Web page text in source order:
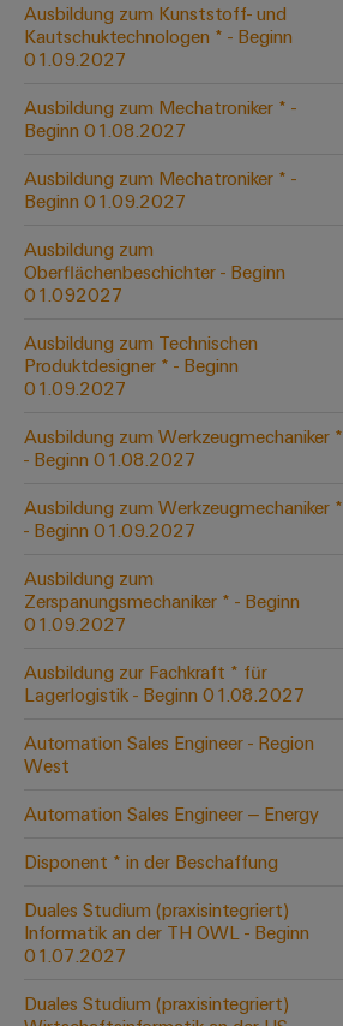
Sicherer
Betrieb
mit
Lösungen
für
Prozessindustrie
Mehr
Ressourceneffizienz
durch
Schaltschrankbau
Lösungen
die
Herausforderungen
Schaltschrankbau
Moderne
und
digitale
für
klimafreundliche
im
Schiffbau
Verbindungslösungen
die
maritime
Industrie
Wasseraufbereitung
Industrial
IoT
Industrial
Security
Industrial
Service
Platform
easyConnect
Regler
Gerätehersteller
Leiterplattensteckverbinder
&
PCB
Services
Equipment
(OEM)
Industrial
Ethernet
Touch-
Panels
Engineering-
Visualisierungstools
Energiemessung
und
Smart
Metering
Weidmüller
AI
Access
&
Services
Industrial
Platform
easyConnect
Werkstatt
&
Digitale
Bestellmöglichkeiten
eShop
OCI-
EDI-
Schnittstelle
ALLE
SERVICES
finden
Solution
Partner
-
Systemintegratoren
Messen
&
Globale
Messen
&
Events
Stellenbörse
Ausbildung zum Kunststoff- und
Kautschuktechnologen * - Beginn
01.09.2027
Ausbildung zum Mechatroniker * -
Beginn 01.08.2027
Ausbildung zum Mechatroniker * -
Beginn 01.09.2027
Ausbildung zum
Oberflächenbeschichter - Beginn
01.092027
Ausbildung zum Technischen
Produktdesigner * - Beginn
01.09.2027
Ausbildung zum Werkzeugmechaniker *
- Beginn 01.08.2027
Ausbildung zum Werkzeugmechaniker *
- Beginn 01.09.2027
Ausbildung zum
Zerspanungsmechaniker * - Beginn
01.09.2027
Ausbildung zur Fachkraft * für
Lagerlogistik - Beginn 01.08.2027
Automation Sales Engineer - Region
West
Automation Sales Engineer – Energy
Disponent * in der Beschaffung
Duales Studium (praxisintegriert)
Informatik an der TH OWL - Beginn
01.07.2027
Duales Studium (praxisintegriert)